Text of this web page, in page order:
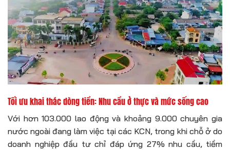
Tối ưu khai thác dòng tiền: Nhu cầu ở thực và mức sống cao
Với hơn 103.000 lao động và khoảng 9.000 chuyên gia
nước ngoài đang làm việc tại các KCN, trong khi chỗ ở do
doanh nghiệp đầu tư chỉ đáp ứng 27% nhu cầu, tiềm